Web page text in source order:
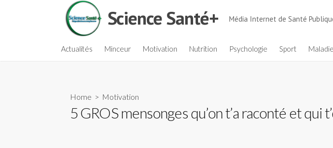
Science Santé+ Média Internet de Santé
Actualités Minceur Motivation Nutrition Psychologie Sport
Home > Motivation
5 GROS mensonges qu’on t’a raconté et